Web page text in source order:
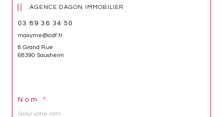
AGENCE DAGON IMMOBILIER
03 89 36 34 50
maxyme@icdf.fr
8 Grand Rue
68390 Sausheim
Nom *